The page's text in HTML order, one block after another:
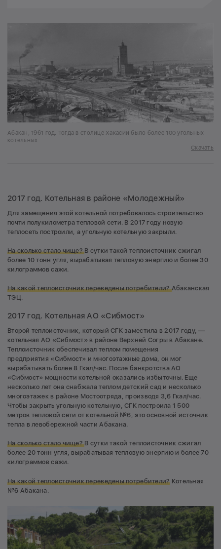
Абакан, 1961 год. Тогда в столице Хакасии было более 100 угольных
котельных
Скачать
2017 год. Котельная в районе «Молодежный»
Для замещения этой котельной потребовалось строительство
почти полукилометра тепловой сети. В 2017 году новую
теплосеть построили, а угольную котельную закрыли.
На сколько стало чище?В сутки такой теплоисточник сжигал
более 10 тонн угля, вырабатывая тепловую энергию и более 30
килограммов сажи.
На какой теплоисточник переведены потребители?Абаканская
ТЭЦ.
2017 год. Котельная АО «Сибмост»
Второй теплоисточник, который СГК заместила в 2017 году, —
котельная АО «Сибмост» в районе Верхней Согры в Абакане.
Теплоисточник обеспечивал теплом помещения
предприятия «Сибмост» и многоэтажные дома, он мог
вырабатывать более 8 Гкал/час. После банкротства АО
«Сибмост» мощности котельной оказались избыточны. Еще
несколько лет она снабжала теплом детский сад и несколько
многоэтажек в районе Мостоотряда, производя 3,6 Гкал/час.
Чтобы закрыть угольную котельную, СГК построила 1 500
метров тепловой сети от котельной №6, это основной источник
тепла в левобережной части Абакана.
На сколько стало чище?В сутки такой теплоисточник сжигал
более 20 тонн угля, вырабатывая тепловую энергию и более 70
килограммов сажи.
На какой теплоисточник переведены потребители? Котельная
№6 Абакана.